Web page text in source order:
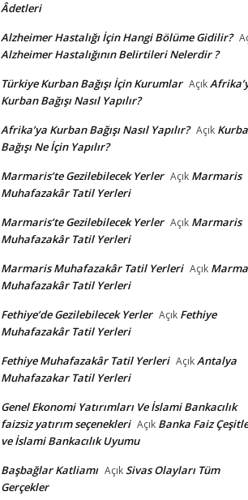
Âdetleri
Alzheimer Hastalığı İçin Hangi Bölüme Gidilir?
Alzheimer Hastalığının Belirtileri Nelerdir ?
Türkiye Kurban Bağışı İçin Kurumlar Açık
Kurban Bağışı Nasıl Yapılır?
Afrika’ya Kurban Bağışı Nasıl Yapılır? Açık
Bağışı Ne İçin Yapılır?
Marmaris’te Gezilebilecek Yerler Açık Marmaris
Muhafazakâr Tatil Yerleri
Marmaris’te Gezilebilecek Yerler Açık Marmaris
Muhafazakâr Tatil Yerleri
Marmaris Muhafazakâr Tatil Yerleri Açık
Muhafazakâr Tatil Yerleri
Fethiye’de Gezilebilecek Yerler Açık Fethiye
Muhafazakâr Tatil Yerleri
Fethiye Muhafazakâr Tatil Yerleri AçıkAntalya
Muhafazakar Tatil Yerleri
Genel Ekonomi Yatırımları Ve İslami Bankacılık
faizsiz yatırım seçenekleri Açık Banka Faiz
ve İslami Bankacılık Uyumu
Başbağlar Katliamı AçıkSivas Olayları Tüm
Gerçekler